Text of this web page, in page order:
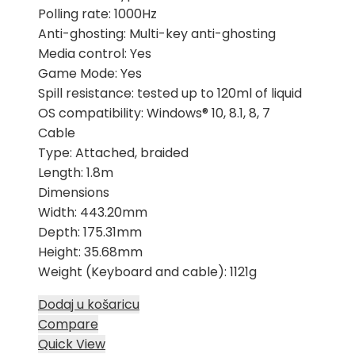
Polling rate: 1000Hz
Anti-ghosting: Multi-key anti-ghosting
Media control: Yes
Game Mode: Yes
Spill resistance: tested up to 120ml of liquid
OS compatibility: Windows® 10, 8.1, 8, 7
Cable
Type: Attached, braided
Length: 1.8m
Dimensions
Width: 443.20mm
Depth: 175.31mm
Height: 35.68mm
Weight (Keyboard and cable): 1121g
Dodaj u košaricu
Compare
Quick View